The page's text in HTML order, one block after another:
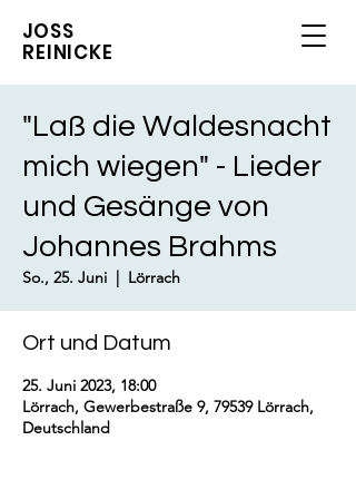
JOSS
REINICKE
"Laß die Waldesnacht
mich wiegen" - Lieder
und Gesänge von
Johannes Brahms
So., 25. Juni
  |
Lörrach
Ort und Datum
25. Juni 2023, 18:00
Lörrach, Gewerbestraße 9, 79539 Lörrach,
Deutschland